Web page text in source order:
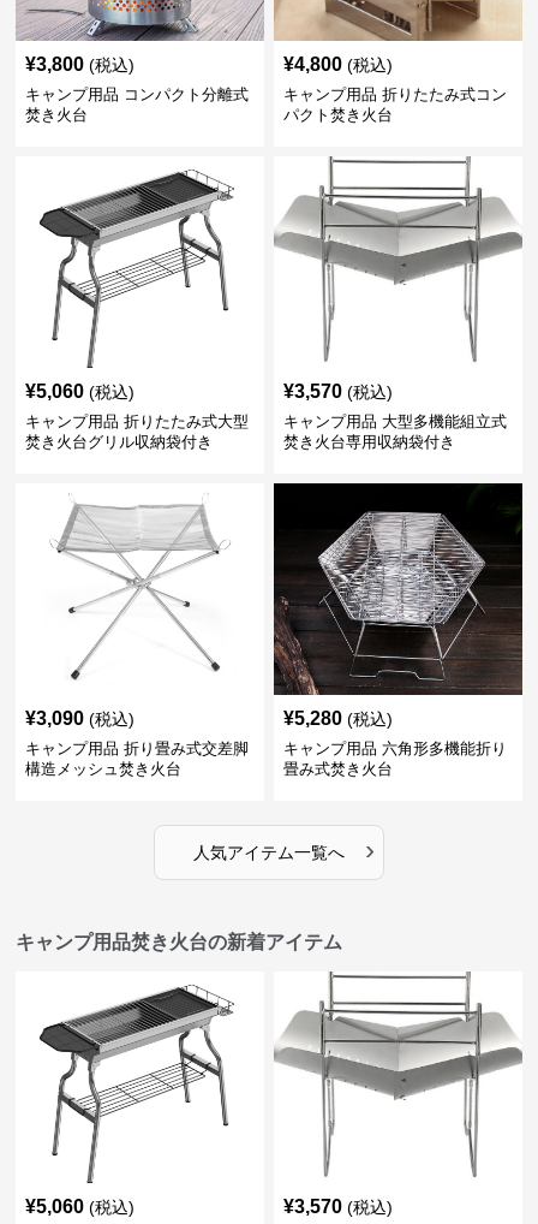
¥3,800 (税込)
キャンプ用品 コンパクト分離式
焚き火台
¥4,800 (税込)
キャンプ用品 折りたたみ式コン
パクト焚き火台
¥5,060 (税込)
キャンプ用品 折りたたみ式大型
焚き火台グリル収納袋付き
¥3,570 (税込)
キャンプ用品 大型多機能組立式
焚き火台専用収納袋付き
¥3,090 (税込)
キャンプ用品 折り畳み式交差脚
構造メッシュ焚き火台
¥5,280 (税込)
キャンプ用品 六角形多機能折り
畳み式焚き火台
人気アイテム一覧へ ›
キャンプ用品焚き火台の新着アイテム
¥5,060 (税込) ¥3,570 (税込)